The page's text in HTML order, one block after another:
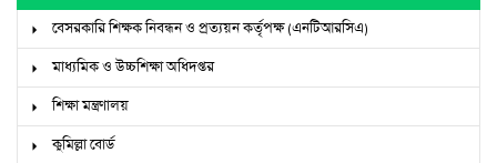
বেসরকারি শিক্ষক নিবন্ধন ও প্রত্যয়ন কর্তৃপক্ষ (এনটিআরসিএ)
মাধ্যমিক ও উচ্চশিক্ষা অধিদপ্তর
শিক্ষা মন্ত্রণালয়
কুমিল্লা বোর্ড